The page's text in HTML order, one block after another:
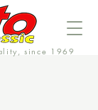
since 1969